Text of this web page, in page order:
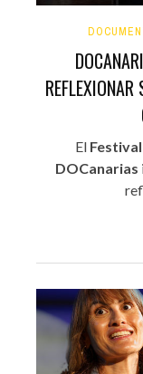
El
DOCanarias